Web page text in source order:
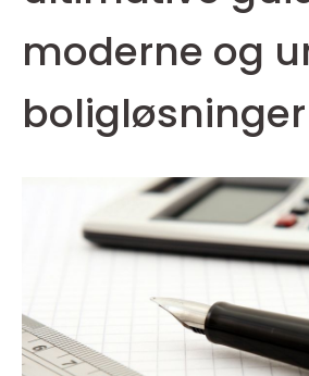
moderne og
boligløsninger